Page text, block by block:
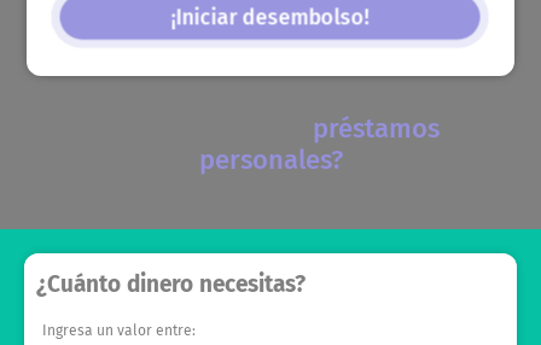
¡Iniciar desembolso!
préstamos
personales?
¿Cuánto dinero necesitas?
Ingresa un valor entre: